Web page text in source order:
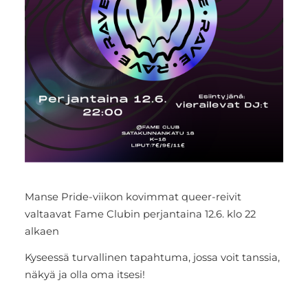
Manse Pride-viikon kovimmat queer-reivit
valtaavat Fame Clubin perjantaina 12.6. klo 22
alkaen
Kyseessä turvallinen tapahtuma, jossa voit tanssia,
näkyä ja olla oma itsesi!